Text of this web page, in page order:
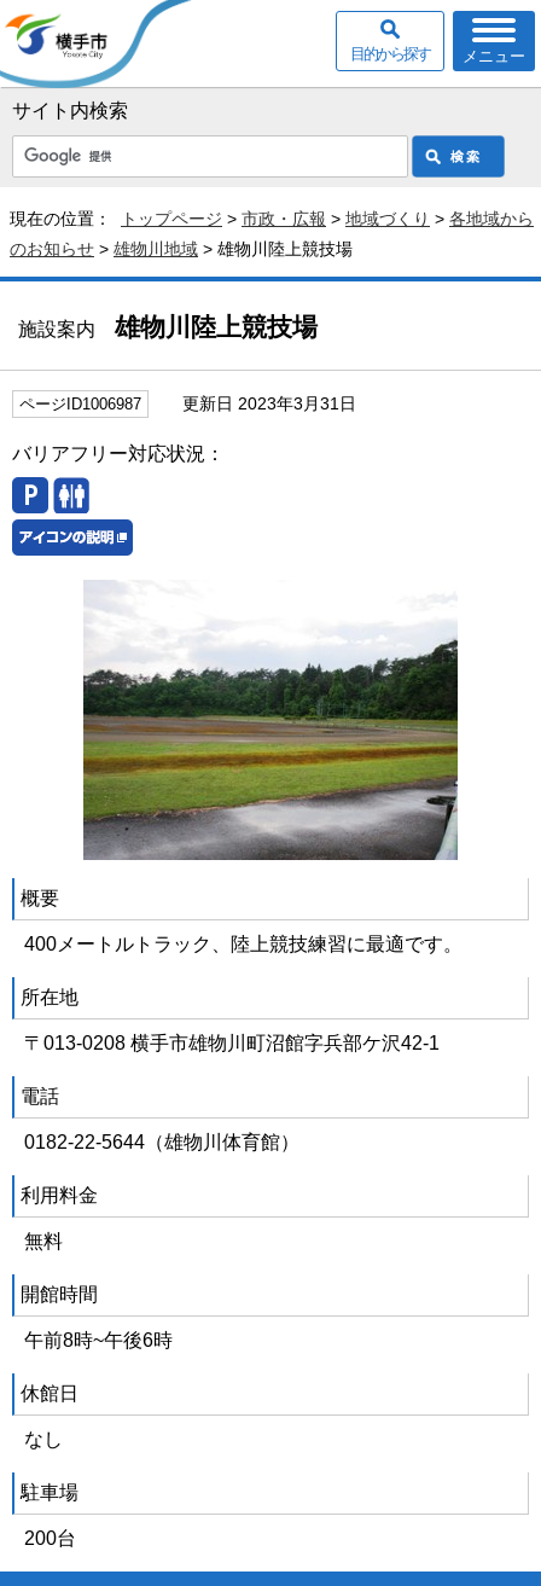
サイト内検索
メニュー
目的から探す
現在の位置： トップページ > 市政・広報 > 地域づくり > 各地域から
のお知らせ > 雄物川地域 > 雄物川陸上競技場
施設案内雄物川陸上競技場
ページID1006987 更新日 2023年3月31日
バリアフリー対応状況：
概要
400メートルトラック、陸上競技練習に最適です。
所在地
〒013-0208 横手市雄物川町沼館字兵部ケ沢42-1
電話
0182-22-5644（雄物川体育館）
利用料金
無料
開館時間
午前8時~午後6時
休館日
なし
駐車場
200台